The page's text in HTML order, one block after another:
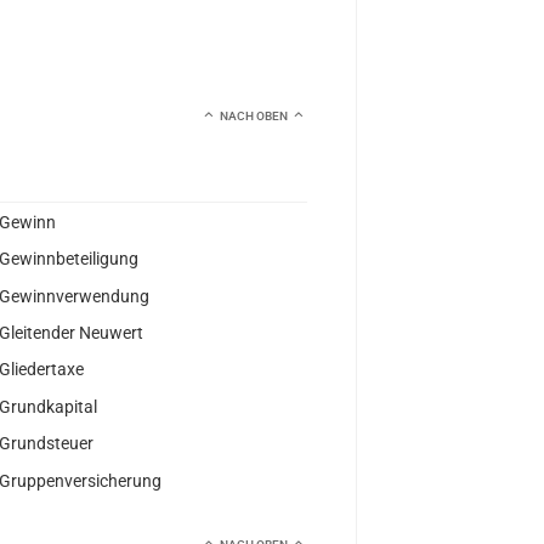
NACH OBEN
Gewinn
Gewinnbeteiligung
Gewinnverwendung
Gleitender Neuwert
Gliedertaxe
Grundkapital
Grundsteuer
Gruppenversicherung